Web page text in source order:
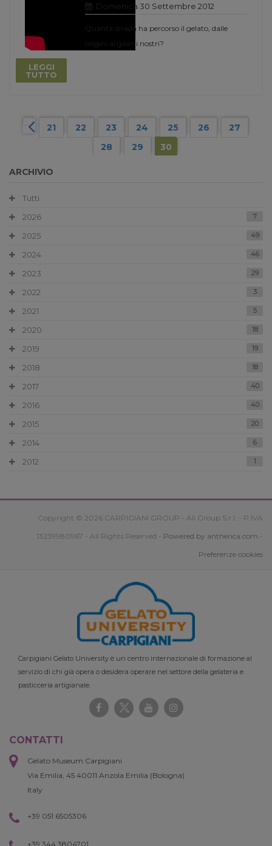
LEGGI
TUTTO
Domenica 30 Settembre 2012
Quanta strada ha percorso il gelato, dalle
origini ai giorni nostri?
21 22 23 24 25 26
27
28
29 30
ARCHIVIO
Tutti
2026
7
2025 49
2024 46
2023 29
2022 3
2021 5
2020 18
2019 19
2018 18
2017 40
2016 40
2015 20
2014 6
2012 1
Copyright © 2026 CARPIGIANI GROUP - Ali Group S.r.l. - P.IVA
13239980967 - All Rights Reserved - Powered by antherica.com -
Preferenze cookies
Carpigiani Gelato University è un centro internazionale di formazione al
servizio di chi già opera o desidera operare nel settore della gelateria e
pasticceria artigianale.
CONTATTI
Gelato Museum Carpigiani
Via Emilia, 45 40011 Anzola Emilia (Bologna)
Italy
+39 051 6505306
+39 344 3804701